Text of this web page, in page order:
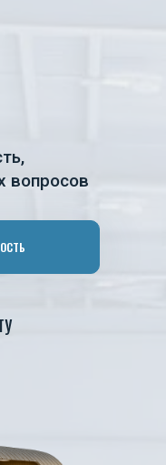
вопросов